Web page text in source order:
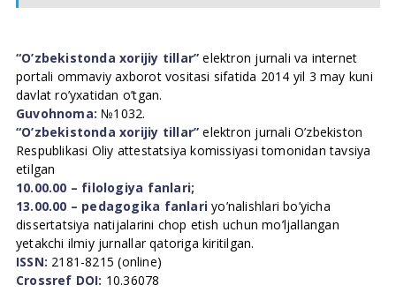
“O’zbekistonda xorijiy tillar” elektron jurnali va internet
portali ommaviy axborot vositasi sifatida 2014 yil 3 may kuni
davlat ro’yxatidan o’tgan.
Guvohnoma: №1032.
“O’zbekistonda xorijiy tillar” elektron jurnali O’zbekiston
Respublikasi Oliy attestatsiya komissiyasi tomonidan tavsiya
etilgan
10.00.00 – filologiya fanlari;
13.00.00 – pedagogika fanlari yo’nalishlari bo’yicha
dissertatsiya natijalarini chop etish uchun mo’ljallangan
yetakchi ilmiy jurnallar qatoriga kiritilgan.
ISSN: 2181-8215 (online)
Crossref DOI: 10.36078